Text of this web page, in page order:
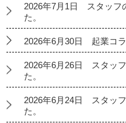
2026年7月1日 スタッフ
た。
2026年6月30日 起業コラ
2026年6月26日 スタッ
た。
2026年6月24日 スタッ
た。